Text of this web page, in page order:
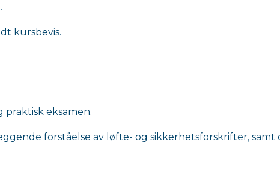
kursbevis.
praktisk eksamen.
forståelse av løfte- og sikkerhetsforskrifter, samt